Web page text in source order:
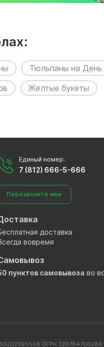
Тюльпаны на
Желтые букеты
Единый номер:
7 (812) 666-5-666
Перезвоните мне
доставка
вовремя
пунктов самовывоза во
ОГРН